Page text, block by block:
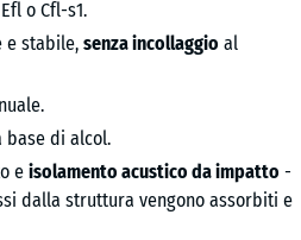
o Cfl-s1.
e stabile, senza incollaggio al
base di alcol.
e isolamento acustico da impatto -
dalla struttura vengono assorbiti e